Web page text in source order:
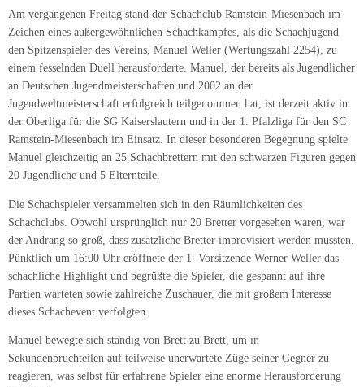
Am vergangenen Freitag stand der Schachclub Ramstein-Miesenbach im
Zeichen eines außergewöhnlichen Schachkampfes, als die Schachjugend
den Spitzenspieler des Vereins, Manuel Weller (Wertungszahl 2254), zu
einem fesselnden Duell herausforderte. Manuel, der bereits als Jugendlicher
an Deutschen Jugendmeisterschaften und 2002 an der
Jugendweltmeisterschaft erfolgreich teilgenommen hat, ist derzeit aktiv in
der Oberliga für die SG Kaiserslautern und in der 1. Pfalzliga für den SC
Ramstein-Miesenbach im Einsatz. In dieser besonderen Begegnung spielte
Manuel gleichzeitig an 25 Schachbrettern mit den schwarzen Figuren gegen
20 Jugendliche und 5 Elternteile.
Die Schachspieler versammelten sich in den Räumlichkeiten des
Schachclubs. Obwohl ursprünglich nur 20 Bretter vorgesehen waren, war
der Andrang so groß, dass zusätzliche Bretter improvisiert werden mussten.
Pünktlich um 16:00 Uhr eröffnete der 1. Vorsitzende Werner Weller das
schachliche Highlight und begrüßte die Spieler, die gespannt auf ihre
Partien warteten sowie zahlreiche Zuschauer, die mit großem Interesse
dieses Schachevent verfolgten.
Manuel bewegte sich ständig von Brett zu Brett, um in
Sekundenbruchteilen auf teilweise unerwartete Züge seiner Gegner zu
reagieren, was selbst für erfahrene Spieler eine enorme Herausforderung